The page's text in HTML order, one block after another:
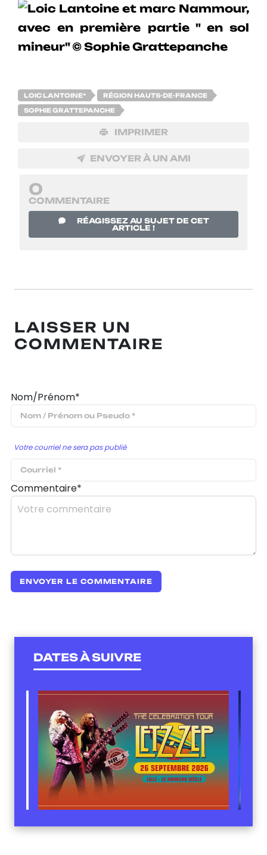
LOIC LANTOINE* RÉGION HAUTS-DE-FRANCE
SOPHIE GRATTEPANCHE
IMPRIMER
ENVOYER À UN AMI
0
COMMENTAIRE
RÉAGISSEZ AU SUJET DE CET
ARTICLE !
LAISSER UN
COMMENTAIRE
Nom/Prénom*
Votre courriel ne sera pas publié
Commentaire*
DATES À SUIVRE